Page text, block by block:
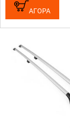
ΑΓΟΡΑ